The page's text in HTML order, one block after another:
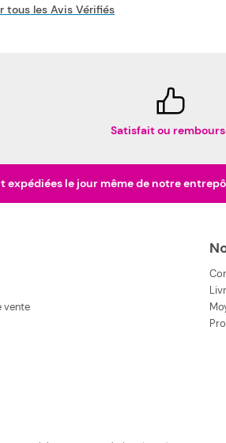
tous les Avis Vérifiés
Satisfait ou
le jour même de notre
vente